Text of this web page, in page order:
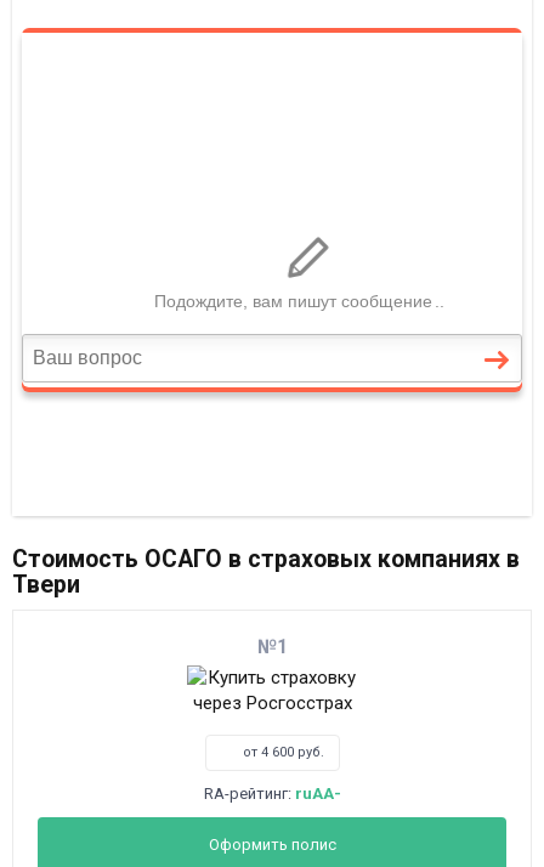
Стоимость ОСАГО в страховых компаниях в
Твери
1
от 4 600 руб.
RA-рейтинг: ruAA-
Оформить полис